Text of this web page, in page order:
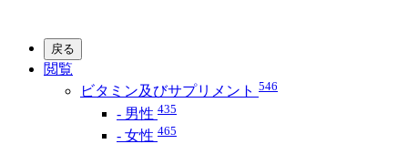
戻る
閲覧
ビタミン及びサプリメント 546
- 男性 435
- 女性 465